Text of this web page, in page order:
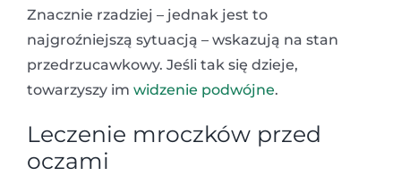
Znacznie rzadziej – jednak jest to
najgroźniejszą sytuacją – wskazują na stan
przedrzucawkowy. Jeśli tak się dzieje,
towarzyszy im widzenie podwójne.
Leczenie mroczków przed
oczami